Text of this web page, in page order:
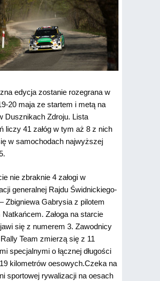
edycja zostanie rozegrana w
20 maja ze startem i metą na
Dusznikach Zdroju. Lista
liczy 41 załóg w tym aż 8 z nich
w samochodach najwyższej
nie zbraknie 4 załogi w
generalnej Rajdu Świdnickiego-
Zbigniewa Gabrysia z pilotem
Załoga na starcie
się z numerem 3. Zawodnicy
Team zmierzą się z 11
specjalnymi o łącznej długości
kilometrów oesowych.Czeka na
sportowej rywalizacji na oesach